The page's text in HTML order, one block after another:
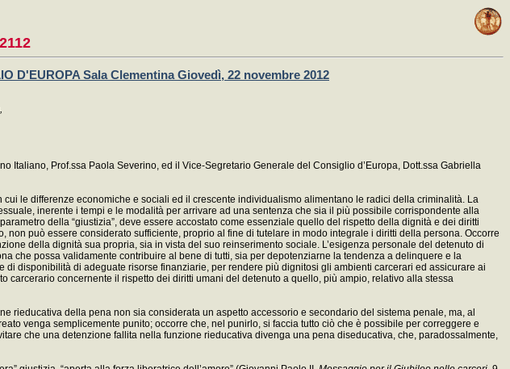
D'EUROPA Sala Clementina Giovedì, 22 novembre 2012
Prof.ssa Paola Severino, ed il Vice-Segretario Generale del Consiglio d’Europa, Dott.ssa Gabriella
le differenze economiche e sociali ed il crescente individualismo alimentano le radici della criminalità. La
inerente i tempi e le modalità per arrivare ad una sentenza che sia il più possibile corrispondente alla
della “giustizia”, deve essere accostato come essenziale quello del rispetto della dignità e dei diritti
può essere considerato sufficiente, proprio al fine di tutelare in modo integrale i diritti della persona. Occorre
della dignità sua propria, sia in vista del suo reinserimento sociale. L’esigenza personale del detenuto di
che possa validamente contribuire al bene di tutti, sia per depotenziarne la tendenza a delinquere e la
disponibilità di adeguate risorse finanziarie, per rendere più dignitosi gli ambienti carcerari ed assicurare ai
concernente il rispetto dei diritti umani del detenuto a quello, più ampio, relativo alla stessa
rieducativa della pena non sia considerata un aspetto accessorio e secondario del sistema penale, ma, al
venga semplicemente punito; occorre che, nel punirlo, si faccia tutto ciò che è possibile per correggere e
che una detenzione fallita nella funzione rieducativa divenga una pena diseducativa, che, paradossalmente,